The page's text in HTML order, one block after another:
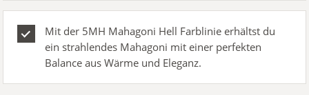
Mit der 5MH Mahagoni Hell Farblinie erhältst du
ein strahlendes Mahagoni mit einer perfekten
Balance aus Wärme und Eleganz.